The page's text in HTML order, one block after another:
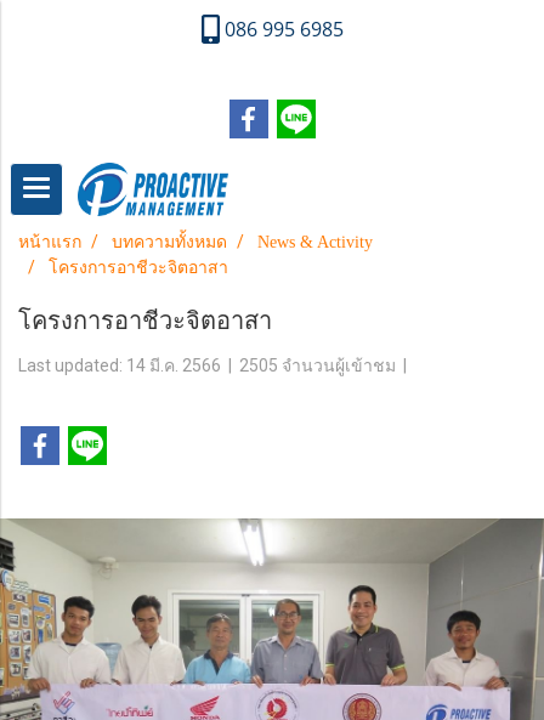
086 995 6985
หน้าแรก บทความทั้งหมด
News & Activity
โครงการอาชีวะจิตอาสา
โครงการอาชีวะจิตอาสา
Last updated: 14 มี.ค. 2566 2505 จำนวนผู้เข้าชม